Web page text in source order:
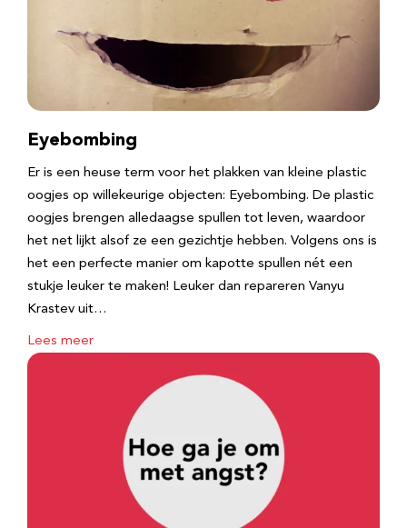
Eyebombing
Er is een heuse term voor het plakken van kleine plastic
oogjes op willekeurige objecten: Eyebombing. De plastic
oogjes brengen alledaagse spullen tot leven, waardoor
het net lijkt alsof ze een gezichtje hebben. Volgens ons is
het een perfecte manier om kapotte spullen nét een
stukje leuker te maken! Leuker dan repareren Vanyu
Krastev uit…
Lees meer